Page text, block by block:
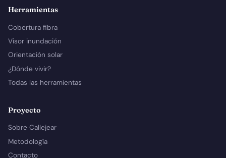
Herramientas
Cobertura fibra
Visor inundación
Orientación solar
¿Dónde vivir?
Todas las herramientas
Proyecto
Sobre Callejear
Metodología
Contacto